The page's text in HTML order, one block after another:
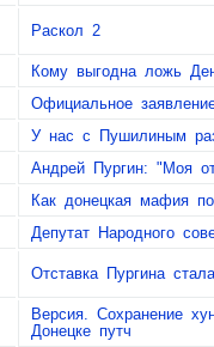
Раскол 2
Кому выгодна ложь
Официальное
У нас с Пушилиным
Андрей Пургин: "Моя
Как донецкая мафия
Депутат Народного
Отставка Пургина
Версия. Сохранение
Донецке путч